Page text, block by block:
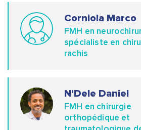
Corniola Marco
FMH en
spécialiste en
rachis
N'Dele Daniel
FMH en chirurgie
orthopédique et